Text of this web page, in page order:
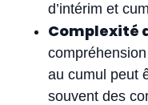
d’intérim et
Complexité
au cumul peut
souvent des